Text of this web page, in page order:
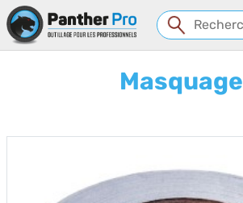
Masquage
Panneau de gestion des cookies